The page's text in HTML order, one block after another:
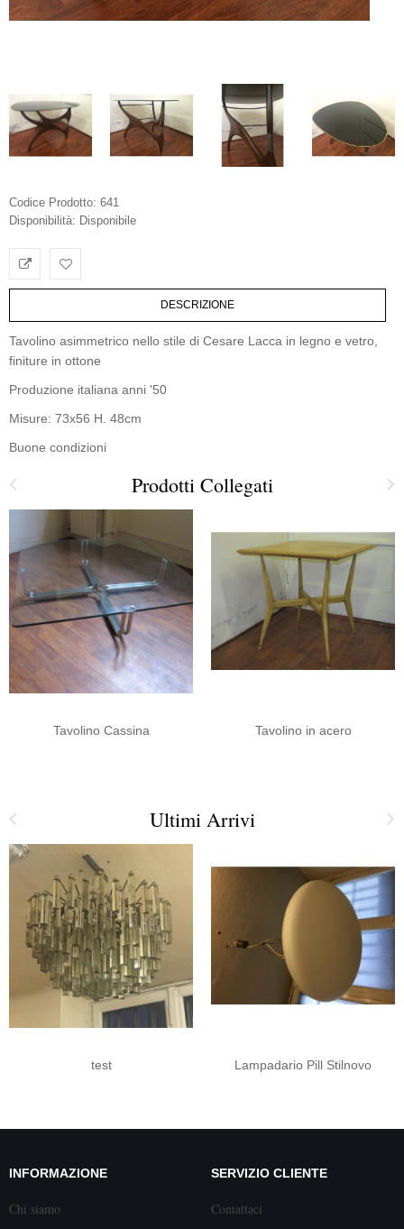
Codice Prodotto: 641
Disponibilità: Disponibile
DESCRIZIONE
Tavolino asimmetrico nello stile di Cesare Lacca in legno e vetro,
finiture in ottone
Produzione italiana anni '50
Misure: 73x56 H. 48cm
Buone condizioni
Prodotti Collegati
Tavolino Cassina Tavolino in acero
Ultimi Arrivi
test Lampadario Pill Stilnovo
INFORMAZIONE
Chi siamo
SERVIZIO CLIENTE
Contattaci